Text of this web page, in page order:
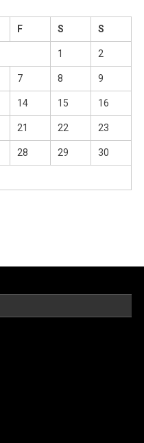
F S S
1 2
7 8 9
14 15 16
21 22 23
28 29 30